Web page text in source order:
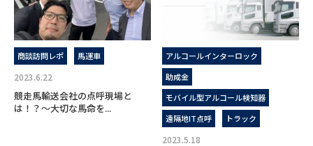
商談訪問レポ 馬運車
2023.6.22
競走馬輸送会社の点呼現場と
は！？～大切な馬命を...
アルコールインターロック
助成金
モバイル型アルコール検知器
遠隔地IT点呼
トラック
2023.5.18